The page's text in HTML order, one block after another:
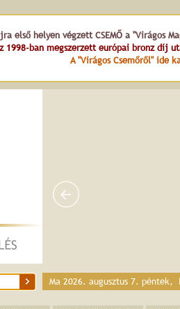
első helyen végzett CSEMŐ a "Virágos
1998-ban megszerzett európai bronz díj
A "Virágos Csemőről" ide
Ma 2026. augusztus 7. péntek,